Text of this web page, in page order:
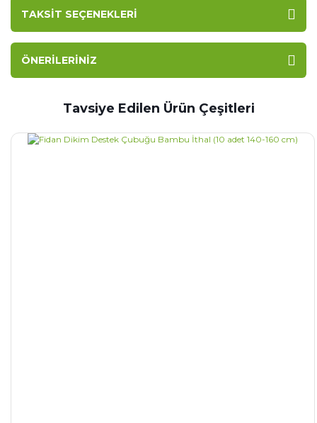
TAKSIT SEÇENEKLERI
ÖNERILERINIZ
Tavsiye Edilen Ürün Çeşitleri